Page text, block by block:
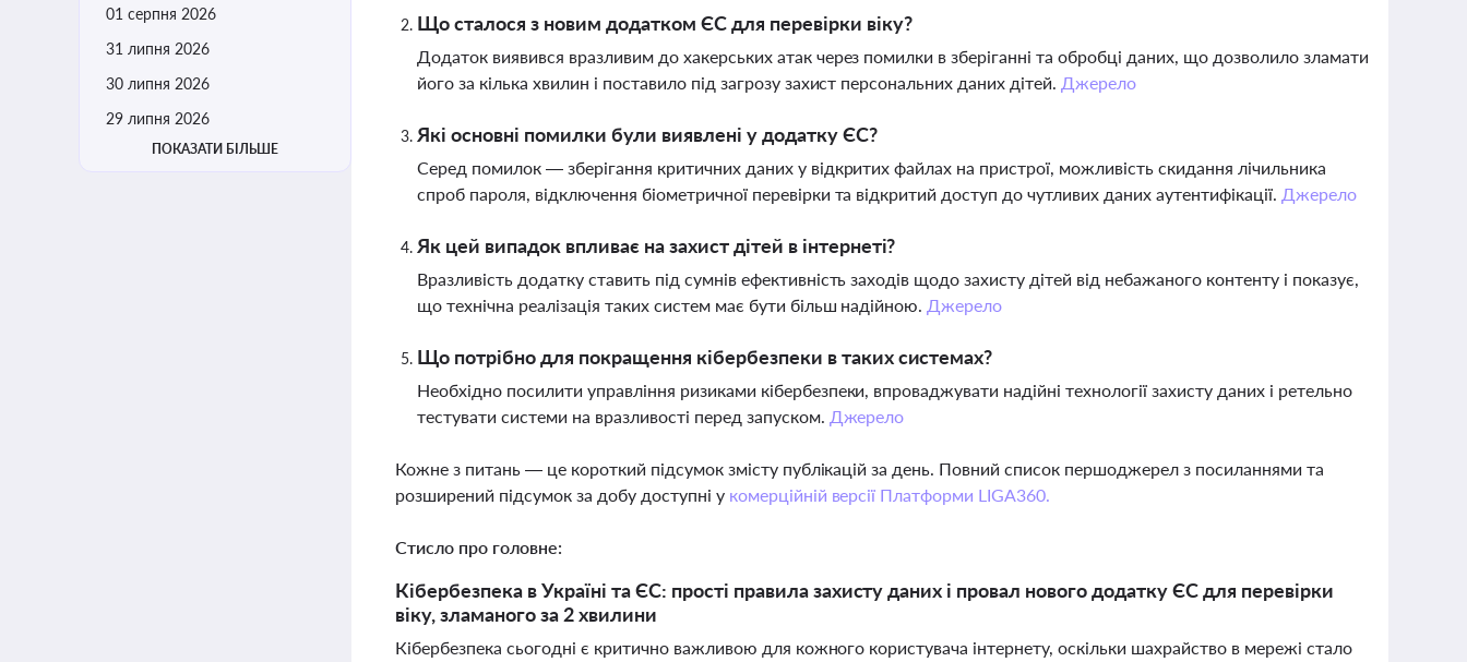
01 серпня 2026
31 липня 2026
30 липня 2026
29 липня 2026
ПОКАЗАТИ БІЛЬШЕ
Що сталося з новим додатком ЄС для перевірки віку?
Додаток виявився вразливим до хакерських атак через помилки в зберіганні та обробці даних, що дозволило зламати
його за кілька хвилин і поставило під загрозу захист персональних даних дітей. Джерело
Які основні помилки були виявлені у додатку ЄС?
Серед помилок — зберігання критичних даних у відкритих файлах на пристрої, можливість скидання лічильника
спроб пароля, відключення біометричної перевірки та відкритий доступ до чутливих даних аутентифікації. Джерело
Як цей випадок впливає на захист дітей в інтернеті?
Вразливість додатку ставить під сумнів ефективність заходів щодо захисту дітей від небажаного контенту і показує,
що технічна реалізація таких систем має бути більш надійною. Джерело
Що потрібно для покращення кібербезпеки в таких системах?
Необхідно посилити управління ризиками кібербезпеки, впроваджувати надійні технології захисту даних і ретельно
тестувати системи на вразливості перед запуском. Джерело
Кожне з питань — це короткий підсумок змісту публікацій за день. Повний список першоджерел з посиланнями та
розширений підсумок за добу доступні у комерційній версії Платформи LIGA360.
Стисло про головне:
Кібербезпека в Україні та ЄС: прості правила захисту даних і провал нового додатку ЄС для перевірки
віку, зламаного за 2 хвилини
Кібербезпека сьогодні є критично важливою для кожного користувача інтернету, оскільки шахрайство в мережі стало